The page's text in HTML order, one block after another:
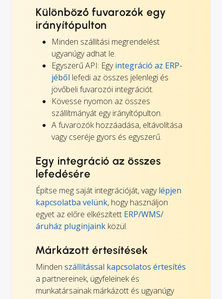
Különböző fuvarozók egy
irányítópulton
Minden szállítási megrendelést
ugyanúgy adhat le.
Egyszerű API: Egyintegráció az ERP-
jéből lefedi az összes jelenlegi és
jövőbeli fuvarozói integrációt.
Kövesse nyomon az összes
szállítmányát egy irányítópulton.
A fuvarozók hozzáadása, eltávolítása
vagy cseréje gyors és egyszerű.
Egy integráció az összes
lefedésére
Építse meg saját integrációját, vagylépjen
kapcsolatba velünk, hogy használjon
egyet az előre elkészített ERP/WMS/
áruház pluginjaink közül.
Márkázott értesítések
Minden szállítással kapcsolatos értesítés
a partnereinek, ügyfeleinek és
munkatársainak márkázott és ugyanúgy